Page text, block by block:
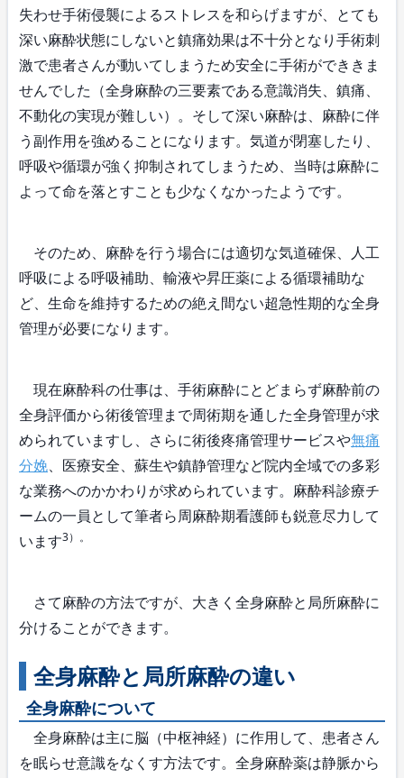
失わせ手術侵襲によるストレスを和らげますが、とても
深い麻酔状態にしないと鎮痛効果は不十分となり手術刺
激で患者さんが動いてしまうため安全に手術ができきま
せんでした（全身麻酔の三要素である意識消失、鎮痛、
不動化の実現が難しい）。そして深い麻酔は、麻酔に伴
う副作用を強めることになります。気道が閉塞したり、
呼吸や循環が強く抑制されてしまうため、当時は麻酔に
よって命を落とすことも少なくなかったようです。
そのため、麻酔を行う場合には適切な気道確保、人工
呼吸による呼吸補助、輸液や昇圧薬による循環補助な
ど、生命を維持するための絶え間ない超急性期的な全身
管理が必要になります。
現在麻酔科の仕事は、手術麻酔にとどまらず麻酔前の
全身評価から術後管理まで周術期を通した全身管理が求
められていますし、さらに術後疼痛管理サービスや無痛
分娩、医療安全、蘇生や鎮静管理など院内全域での多彩
な業務へのかかわりが求められています。麻酔科診療チ
ームの一員として筆者ら周麻酔期看護師も鋭意尽力して
います3）。
さて麻酔の方法ですが、大きく全身麻酔と局所麻酔に
分けることができます。
全身麻酔と局所麻酔の違い
全身麻酔について
全身麻酔は主に脳（中枢神経）に作用して、患者さん
を眠らせ意識をなくす方法です。全身麻酔薬は静脈から